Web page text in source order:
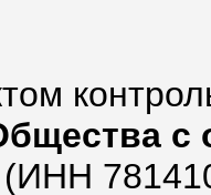
с
(ИНН